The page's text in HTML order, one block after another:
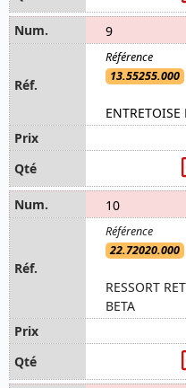
9
13.55255.000
ENTRETOISE
10
22.72020.000
RESSORT
BETA